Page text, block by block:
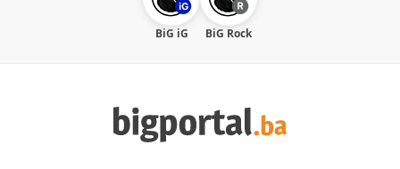
BiG iG BiG Rock